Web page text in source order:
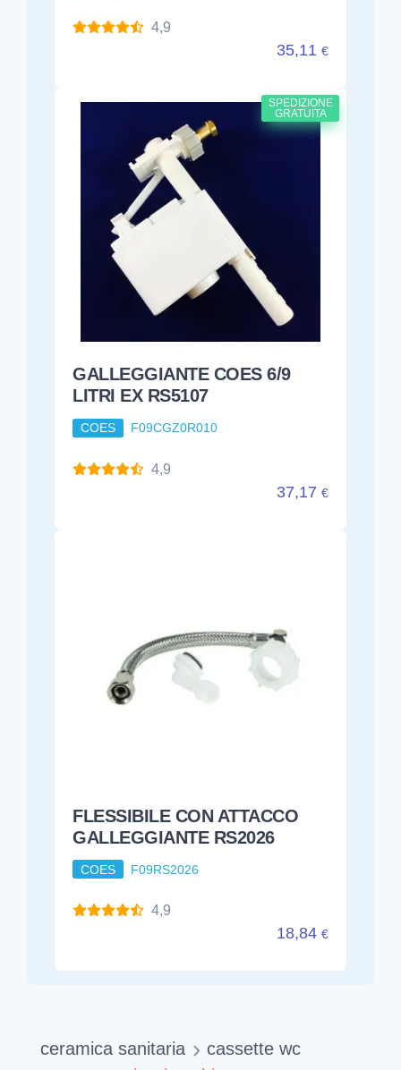
4,9
35,11 €
SPEDIZIONE
GRATUITA
GALLEGGIANTE COES 6/9
LITRI EX RS5107
COES F09CGZ0R010
4,9
37,17 €
FLESSIBILE CON ATTACCO
GALLEGGIANTE RS2026
COES F09RS2026
4,9
18,84 €
ceramica sanitaria
cassette wc